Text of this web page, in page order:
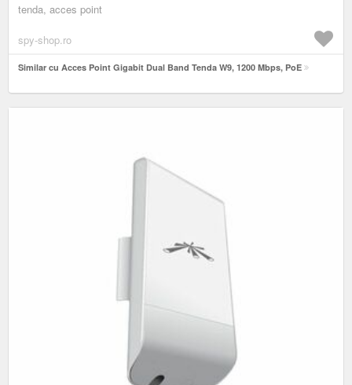
tenda, acces point
spy-shop.ro
Similar cu Acces Point Gigabit Dual Band Tenda W9, 1200 Mbps, PoE